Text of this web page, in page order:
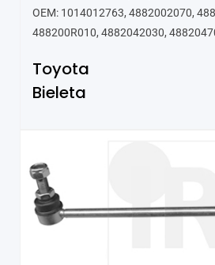
OEM: 1014012763, 4882002070,
488200R010, 4882042030,
Toyota
Bieleta